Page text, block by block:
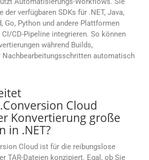
der verfügbaren SDKs für .NET, Java,
Go, Python und andere Plattformen
CD-Pipeline integrieren. So können
während Builds,
Nachbearbeitungsschritten automatisch
Cloud
Konvertierung große
in .NET?
Cloud ist für die reibungslose
TAR-Dateien konzipiert. Egal, ob Sie